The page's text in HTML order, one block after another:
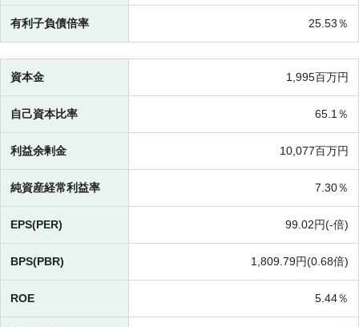
有利子負債倍率 25.53％
資本金 1,995百万円
自己資本比率 65.1％
利益余剰金 10,077百万円
純資産経常利益率 7.30％
EPS(PER) 99.02円(-倍)
BPS(PBR) 1,809.79円(0.68倍)
ROE 5.44％